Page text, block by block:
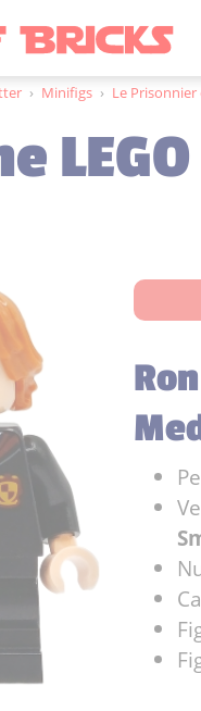
› Minifigs › Le Prisonnier